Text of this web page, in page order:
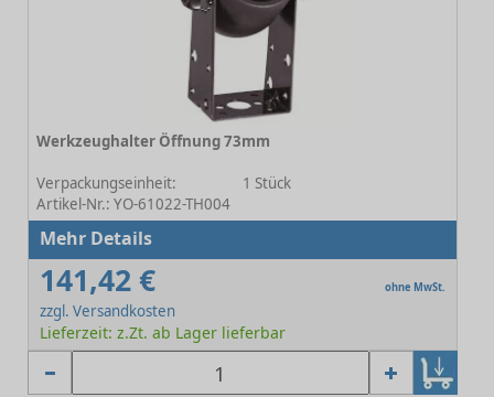
Werkzeughalter Öffnung 73mm
Verpackungseinheit:
1 Stück
Artikel-Nr.: YO-61022-TH004
Mehr Details
141,42 € ohne MwSt.
zzgl. Versandkosten
Lieferzeit: z.Zt. ab Lager lieferbar